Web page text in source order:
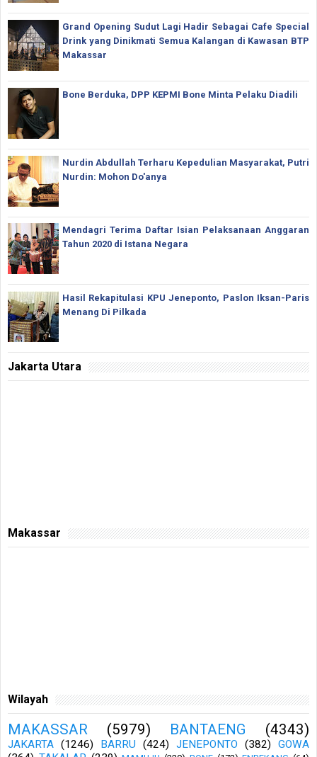
Grand Opening Sudut Lagi Hadir Sebagai Cafe Special
Drink yang Dinikmati Semua Kalangan di Kawasan BTP
Makassar
Bone Berduka, DPP KEPMI Bone Minta Pelaku Diadili
Nurdin Abdullah Terharu Kepedulian Masyarakat, Putri
Nurdin: Mohon Do'anya
Mendagri Terima Daftar Isian Pelaksanaan Anggaran
Tahun 2020 di Istana Negara
Hasil Rekapitulasi KPU Jeneponto, Paslon Iksan-Paris
Menang Di Pilkada
Jakarta Utara
Makassar
Wilayah
MAKASSAR (5979) BANTAENG (4343)
JAKARTA (1246) BARRU (424) JENEPONTO (382)
GOWA